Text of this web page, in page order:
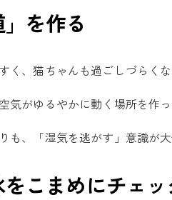
を作る
く、猫ちゃんも過ごしづらくな
気がゆるやかに動く場所を作っ
も、「湿気を逃がす」意識が大
こまめにチェッ